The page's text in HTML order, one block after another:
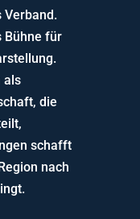
Verband.
Bühne für
als
die
schafft
nach